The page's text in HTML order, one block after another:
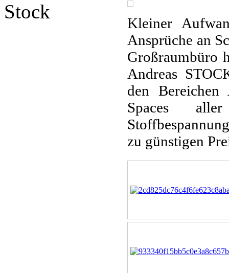
Kleiner
Ansprüche an
Großraumbüro
Andreas
den
Spaces
zu günstigen
Stock